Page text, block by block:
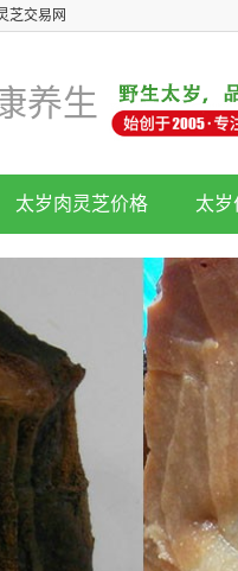
芝交易网
养生
太岁肉灵芝价格 太岁